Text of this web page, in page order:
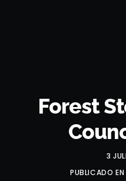
Forest
3
PUBLICADO EN